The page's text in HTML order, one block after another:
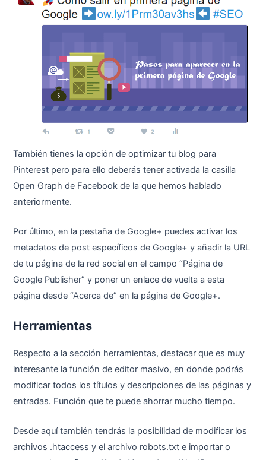
También tienes la opción de optimizar tu blog para
Pinterest pero para ello deberás tener activada la casilla
Open Graph de Facebook de la que hemos hablado
anteriormente.
Por último, en la pestaña de Google+ puedes activar los
metadatos de post específicos de Google+ y añadir la URL
de tu página de la red social en el campo “Página de
Google Publisher” y poner un enlace de vuelta a esta
página desde “Acerca de” en la página de Google+.
Herramientas
Respecto a la sección herramientas, destacar que es muy
interesante la función de editor masivo, en donde podrás
modificar todos los títulos y descripciones de las páginas y
entradas. Función que te puede ahorrar mucho tiempo.
Desde aquí también tendrás la posibilidad de modificar los
archivos .htaccess y el archivo robots.txt e importar o